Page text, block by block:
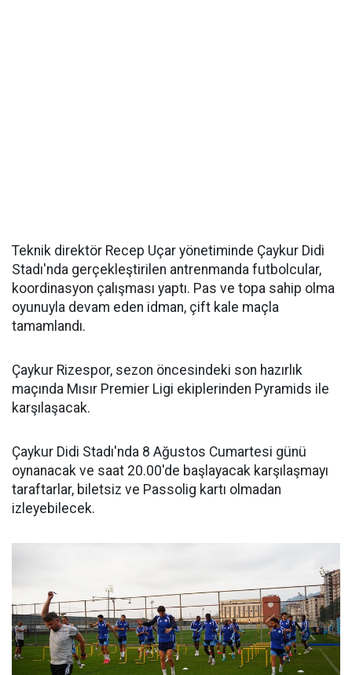
Teknik direktör Recep Uçar yönetiminde Çaykur Didi
Stadı'nda gerçekleştirilen antrenmanda futbolcular,
koordinasyon çalışması yaptı. Pas ve topa sahip olma
oyunuyla devam eden idman, çift kale maçla
tamamlandı.
Çaykur Rizespor, sezon öncesindeki son hazırlık
maçında Mısır Premier Ligi ekiplerinden Pyramids ile
karşılaşacak.
Çaykur Didi Stadı'nda 8 Ağustos Cumartesi günü
oynanacak ve saat 20.00'de başlayacak karşılaşmayı
taraftarlar, biletsiz ve Passolig kartı olmadan
izleyebilecek.